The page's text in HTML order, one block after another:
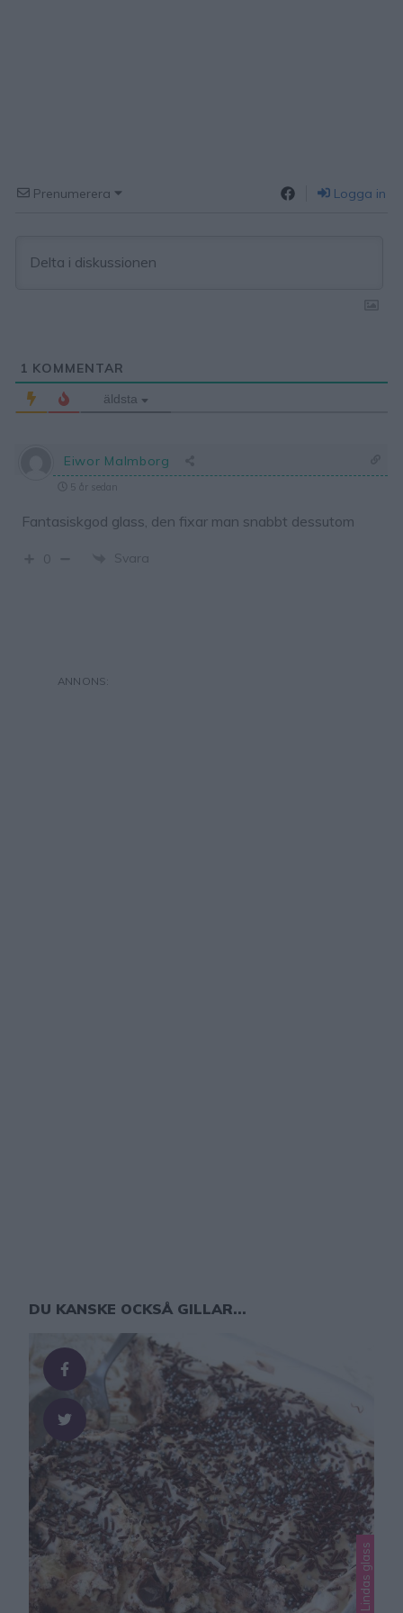
Prenumerera Logga in
1 KOMMENTAR
äldsta
Eiwor Malmborg
5 år sedan
Fantasiskgod glass, den fixar man snabbt dessutom
0 Svara
DU KANSKE OCKSÅ GILLAR...